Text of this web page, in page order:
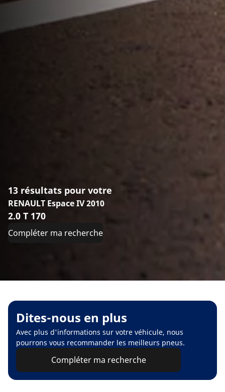
13 résultats pour votre
RENAULT Espace IV 2010
2.0 T 170
Compléter ma recherche
Dites-nous en plus
Avec plus d'informations sur votre véhicule, nous
pourrons vous recommander les meilleurs pneus.
Compléter ma recherche